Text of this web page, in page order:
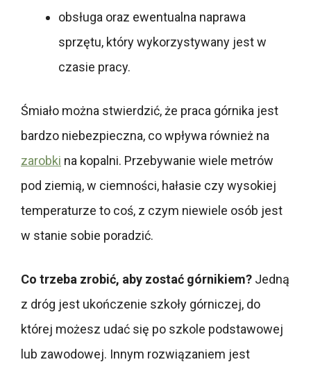
obsługa oraz ewentualna naprawa
sprzętu, który wykorzystywany jest w
czasie pracy.
Śmiało można stwierdzić, że praca górnika jest
bardzo niebezpieczna, co wpływa również na
zarobki na kopalni. Przebywanie wiele metrów
pod ziemią, w ciemności, hałasie czy wysokiej
temperaturze to coś, z czym niewiele osób jest
w stanie sobie poradzić.
Co trzeba zrobić, aby zostać górnikiem? Jedną
z dróg jest ukończenie szkoły górniczej, do
której możesz udać się po szkole podstawowej
lub zawodowej. Innym rozwiązaniem jest